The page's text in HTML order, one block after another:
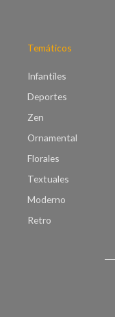
Temáticos
Infantiles
Deportes
Zen
Ornamental
Florales
Textuales
Moderno
Retro